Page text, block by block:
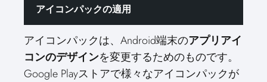
アイコンパックの適用
アイコンパックは、Android端末のアプリアイ
コンのデザインを変更するためのものです。
Google Playストアで様々なアイコンパックが